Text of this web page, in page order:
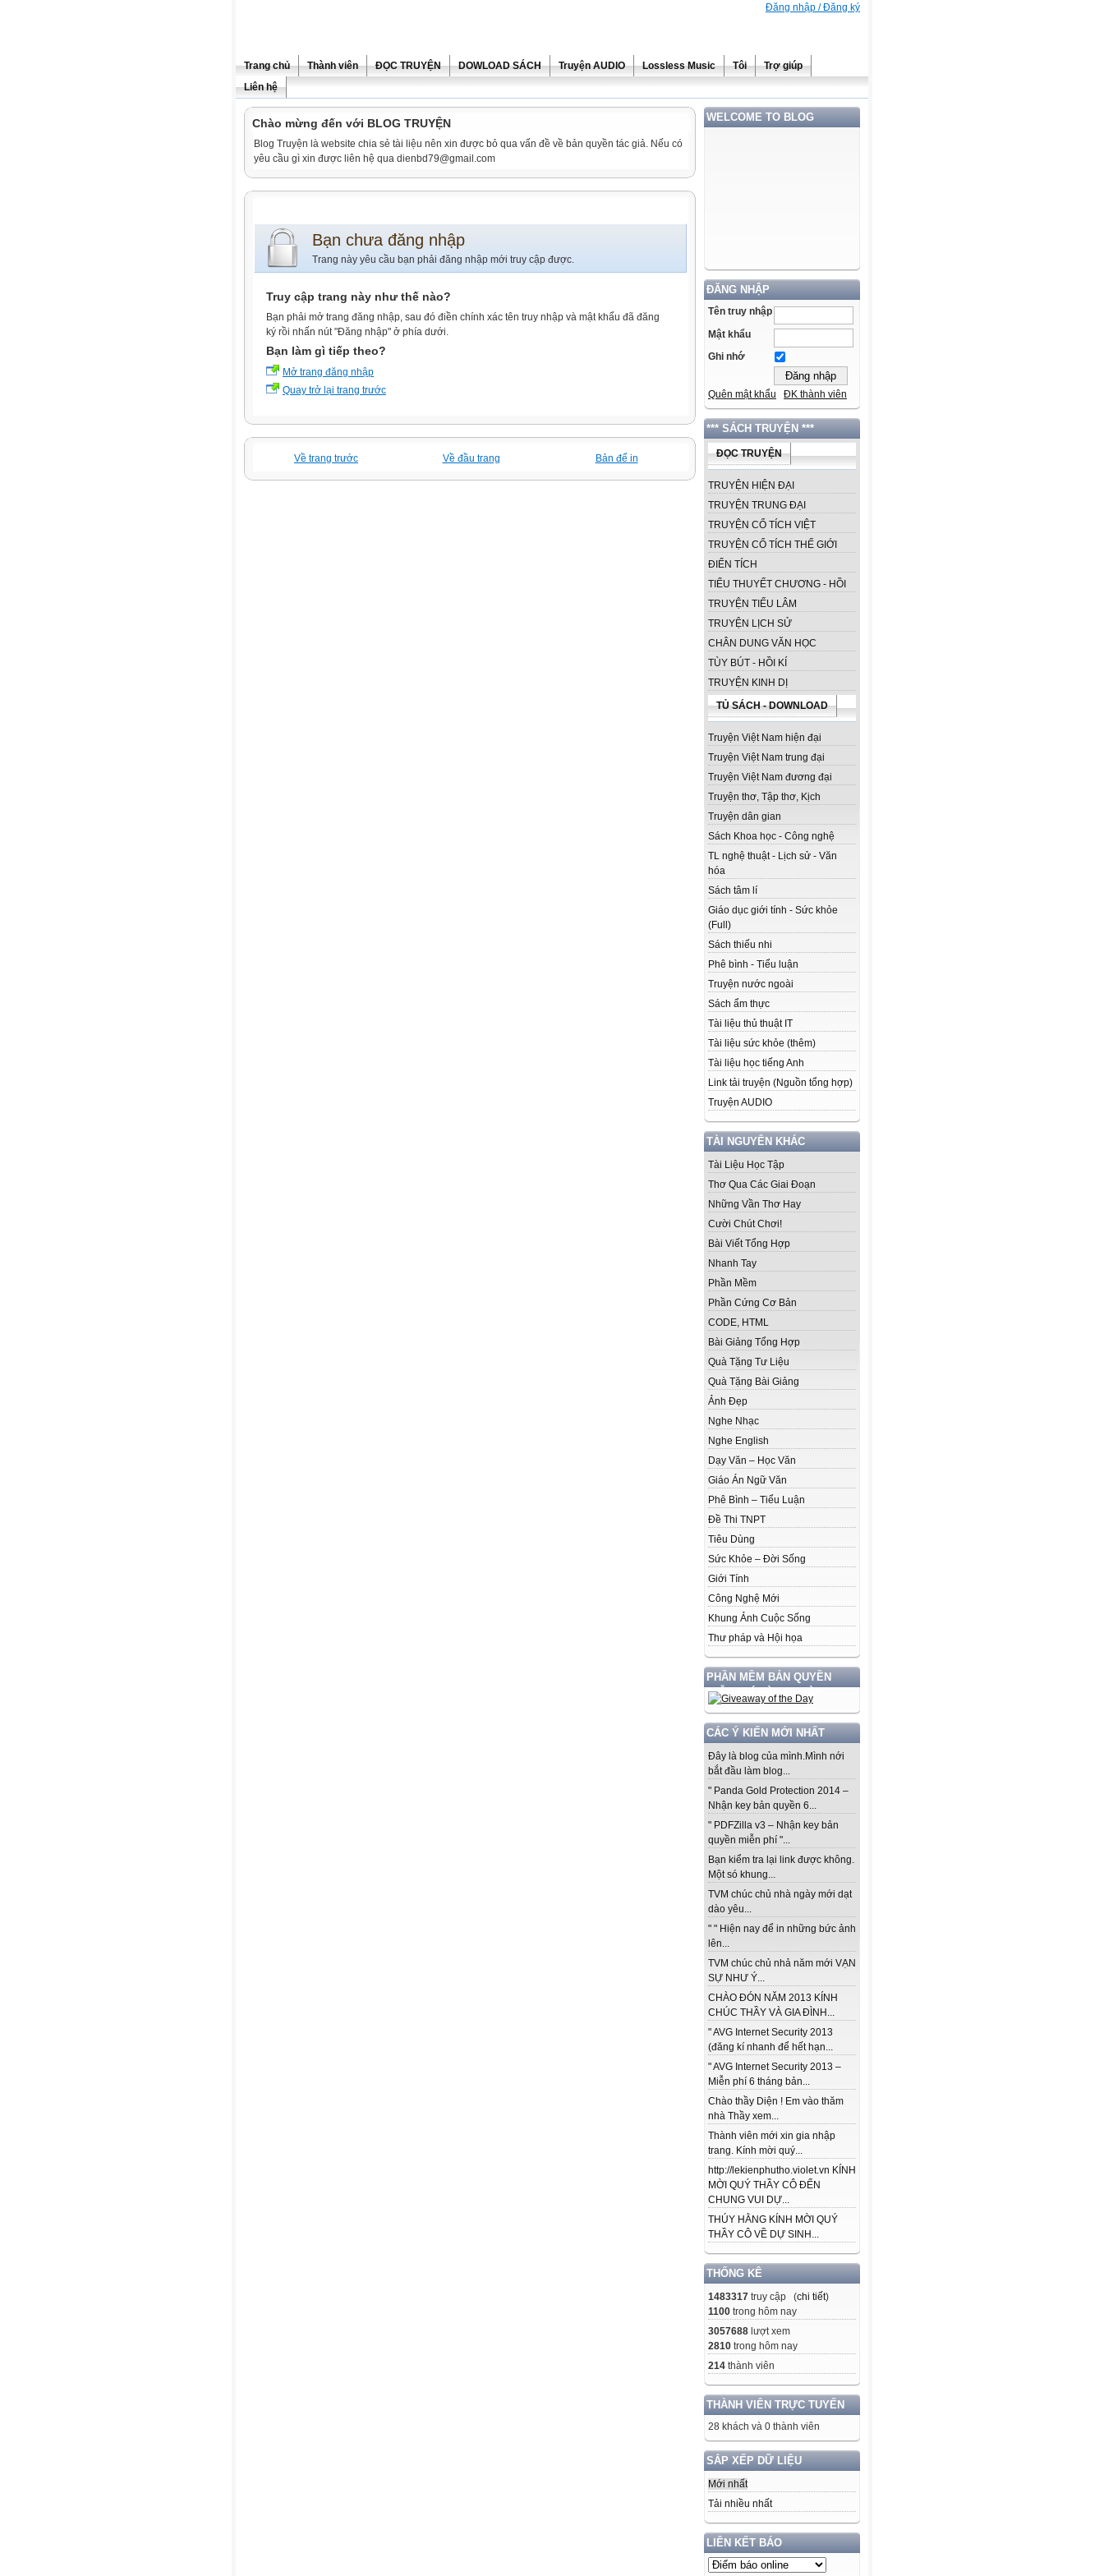
Đăng nhập / Đăng ký
Trang chủ Thành viên ĐỌC TRUYỆN DOWLOAD SÁCH Truyện AUDIO Lossless Music Tôi
Trợ giúp
Liên hệ
WELCOME TO BLOG
ĐĂNG NHẬP
Tên truy nhập
Mật khẩu
Ghi nhớ
Quên mật khẩu ĐK thành viên
*** SÁCH TRUYỆN ***
ĐỌC TRUYỆN
TRUYỆN HIỆN ĐẠI
TRUYỆN TRUNG ĐẠI
TRUYỆN CỔ TÍCH VIỆT
TRUYỆN CỔ TÍCH THẾ GIỚI
ĐIỂN TÍCH
TIỂU THUYẾT CHƯƠNG - HỒI
TRUYỆN TIẾU LÂM
TRUYỆN LỊCH SỬ
CHÂN DUNG VĂN HỌC
TÙY BÚT - HỒI KÍ
TRUYỆN KINH DỊ
TỦ SÁCH - DOWNLOAD
Truyện Việt Nam hiện đại
Truyện Việt Nam trung đại
Truyện Việt Nam đương đại
Truyện thơ, Tập thơ, Kịch
Truyện dân gian
Sách Khoa học - Công nghệ
TL nghệ thuật - Lịch sử - Văn
hóa
Sách tâm lí
Giáo dục giới tính - Sức khỏe
(Full)
Sách thiếu nhi
Phê bình - Tiểu luận
Truyện nước ngoài
Sách ẩm thực
Tài liệu thủ thuật IT
Tài liệu sức khỏe (thêm)
Tài liệu học tiếng Anh
Link tải truyện (Nguồn tổng hợp)
Truyện AUDIO
TÀI NGUYÊN KHÁC
Tài Liệu Học Tập
Thơ Qua Các Giai Đoạn
Những Vần Thơ Hay
Cười Chút Chơi!
Bài Viết Tổng Hợp
Nhanh Tay
Phần Mềm
Phần Cứng Cơ Bản
CODE, HTML
Bài Giảng Tổng Hợp
Quà Tặng Tư Liệu
Quà Tặng Bài Giảng
Ảnh Đẹp
Nghe Nhạc
Nghe English
Dạy Văn – Học Văn
Giáo Án Ngữ Văn
Phê Bình – Tiểu Luận
Đề Thi TNPT
Tiêu Dùng
Sức Khỏe – Đời Sống
Giới Tính
Công Nghệ Mới
Khung Ảnh Cuộc Sống
Thư pháp và Hội họa
PHẦN MỀM BẢN QUYỀN
MIỄN PHÍ HÀNG NGÀY
CÁC Ý KIẾN MỚI NHẤT
Đây là blog của mình.Mình nới
bắt đầu làm blog...
" Panda Gold Protection 2014 –
Nhận key bản quyền 6...
" PDFZilla v3 – Nhận key bản
quyền miễn phí "...
Bạn kiểm tra lại link được không.
Một só khung...
TVM chúc chủ nhà ngày mới dạt
dào yêu...
" " Hiện nay để in những bức ảnh
lên...
TVM chúc chủ nhả năm mới VẠN
SỰ NHƯ Ý...
CHÀO ĐÓN NĂM 2013 KÍNH
CHÚC THẦY VÀ GIA ĐÌNH...
" AVG Internet Security 2013
(đăng kí nhanh để hết hạn...
" AVG Internet Security 2013 –
Miễn phí 6 tháng bản...
Chào thầy Diện ! Em vào thăm
nhà Thầy xem...
Thành viên mới xin gia nhập
trang. Kính mời quý...
http://lekienphutho.violet.vn KÍNH
MỜI QUÝ THẦY CÔ ĐẾN
CHUNG VUI DỰ...
THÚY HẰNG KÍNH MỜI QUÝ
THẦY CÔ VỀ DỰ SINH...
THỐNG KÊ
1483317 truy cập (chi tiết)
1100 trong hôm nay
3057688 lượt xem
2810 trong hôm nay
214 thành viên
THÀNH VIÊN TRỰC TUYẾN
28 khách và 0 thành viên
SẮP XẾP DỮ LIỆU
Mới nhất
Tải nhiều nhất
LIÊN KẾT BÁO
Chào mừng đến với BLOG TRUYỆN
Blog Truyện là website chia sẻ tài liệu nên xin được bỏ qua vấn đề về bản quyền tác giả. Nếu có
yêu cầu gì xin được liên hệ qua dienbd79@gmail.com
Bạn chưa đăng nhập
Trang này yêu cầu bạn phải đăng nhập mới truy cập được.
Truy cập trang này như thế nào?
Bạn phải mở trang đăng nhập, sau đó điền chính xác tên truy nhập và mật khẩu đã đăng
ký rồi nhấn nút "Đăng nhập" ở phía dưới.
Bạn làm gì tiếp theo?
Mở trang đăng nhập
Quay trở lại trang trước
Về trang trước Về đầu trang Bản để in